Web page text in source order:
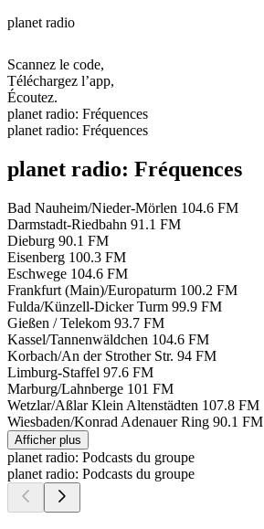
planet radio
Scannez le code,
Téléchargez l’app,
Écoutez.
planet radio: Fréquences
planet radio: Fréquences
planet radio: Fréquences
Bad Nauheim/Nieder-Mörlen 104.6 FM
Darmstadt-Riedbahn 91.1 FM
Dieburg 90.1 FM
Eisenberg 100.3 FM
Eschwege 104.6 FM
Frankfurt (Main)/Europaturm 100.2 FM
Fulda/Künzell-Dicker Turm 99.9 FM
Gießen / Telekom 93.7 FM
Kassel/Tannenwäldchen 104.6 FM
Korbach/An der Strother Str. 94 FM
Limburg-Staffel 97.6 FM
Marburg/Lahnberge 101 FM
Wetzlar/Aßlar Klein Altenstädten 107.8 FM
Wiesbaden/Konrad Adenauer Ring 90.1 FM
Afficher plus
planet radio: Podcasts du groupe
planet radio: Podcasts du groupe